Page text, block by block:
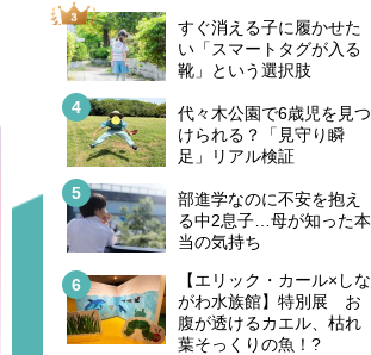
すぐ消える子に履かせた
い「スマートタグが入る
靴」という選択肢
代々木公園で6歳児を見つ
けられる？「見守り瞬
足」リアル検証
部進学なのに不安を抱え
る中2息子…母が知った本
当の気持ち
【エリック・カール×しな
がわ水族館】特別展 お
腹が透けるカエル、枯れ
葉そっくりの魚！?